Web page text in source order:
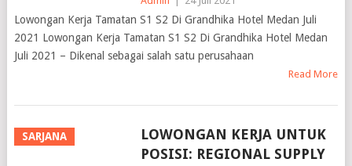
2021 Lowongan Kerja Tamatan S1 S2 Di Grandhika Hotel Medan
Juli 2021 – Dikenal sebagai salah satu perusahaan
POSISI: REGIONAL SUPPLY
CHAIN DI KITABELI JULI